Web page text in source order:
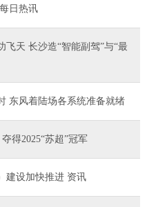
日热讯
飞天 长沙造“智能副驾”与“最
东风着陆场各系统准备就绪
得2025“苏超”冠军
建设加快推进 资讯